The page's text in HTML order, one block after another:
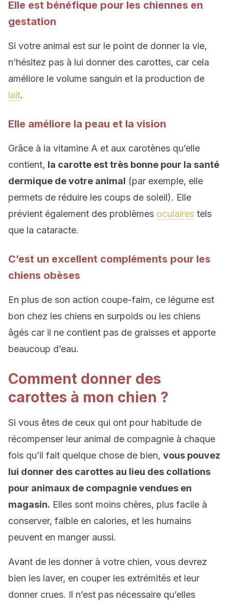
Elle est bénéfique pour les chiennes en
gestation
Si votre animal est sur le point de donner la vie,
n’hésitez pas à lui donner des carottes, car cela
améliore le volume sanguin et la production de
lait.
Elle améliore la peau et la vision
Grâce à la vitamine A et aux carotènes qu’elle
contient, la carotte est très bonne pour la santé
dermique de votre animal (par exemple, elle
permets de réduire les coups de soleil). Elle
prévient également des problèmes oculaires tels
que la cataracte.
C’est un excellent compléments pour les
chiens obèses
En plus de son action coupe-faim, ce légume est
bon chez les chiens en surpoids ou les chiens
âgés car il ne contient pas de graisses et apporte
beaucoup d’eau.
Comment donner des
carottes à mon chien ?
Si vous êtes de ceux qui ont pour habitude de
récompenser leur animal de compagnie à chaque
fois qu’il fait quelque chose de bien, vous pouvez
lui donner des carottes au lieu des collations
pour animaux de compagnie vendues en
magasin. Elles sont moins chères, plus facile à
conserver, faible en calories, et les humains
peuvent en manger aussi.
Avant de les donner à votre chien, vous devrez
bien les laver, en couper les extrémités et leur
donner crues. Il n’est pas nécessaire qu’elles